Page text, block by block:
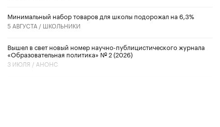
Минимальный набор товаров для школы подорожал на 6,3%
5 АВГУСТА / ШКОЛЬНИКИ
Вышел в свет новый номер научно-публицистического журнала
«Образовательная политика» № 2 (2026)
3 ИЮЛЯ / АНОНС